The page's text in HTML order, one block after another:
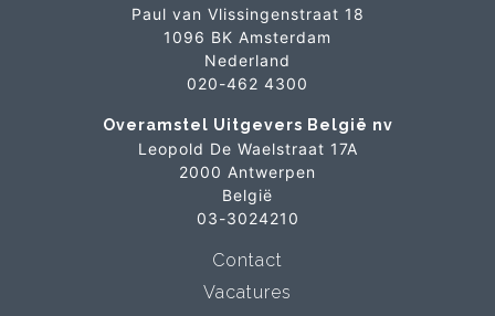
Paul van Vlissingenstraat 18
1096 BK Amsterdam
Nederland
020-462 4300
Overamstel Uitgevers België nv
Leopold De Waelstraat 17A
2000 Antwerpen
België
03-3024210
Contact
Vacatures